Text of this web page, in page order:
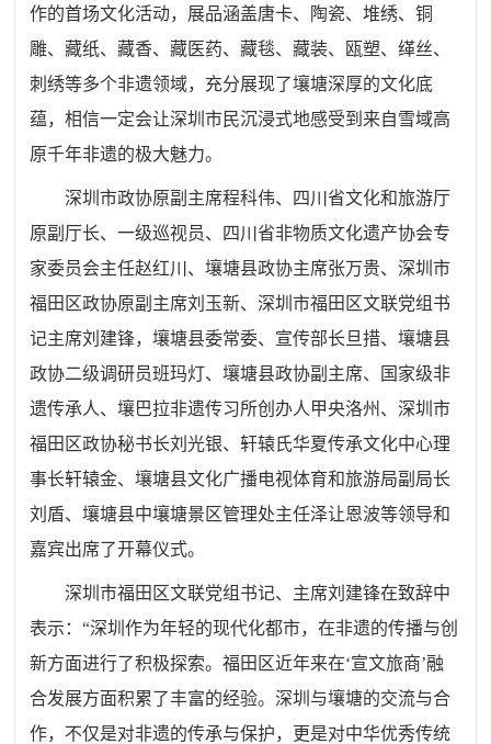
作的首场文化活动，展品涵盖唐卡、陶瓷、堆绣、铜
雕、藏纸、藏香、藏医药、藏毯、藏装、瓯塑、缂丝、
刺绣等多个非遗领域，充分展现了壤塘深厚的文化底
蕴，相信一定会让深圳市民沉浸式地感受到来自雪域高
原千年非遗的极大魅力。
深圳市政协原副主席程科伟、四川省文化和旅游厅
原副厅长、一级巡视员、四川省非物质文化遗产协会专
家委员会主任赵红川、壤塘县政协主席张万贵、深圳市
福田区政协原副主席刘玉新、深圳市福田区文联党组书
记主席刘建锋，壤塘县委常委、宣传部长旦措、壤塘县
政协二级调研员班玛灯、壤塘县政协副主席、国家级非
遗传承人、壤巴拉非遗传习所创办人甲央洛州、深圳市
福田区政协秘书长刘光银、轩辕氏华夏传承文化中心理
事长轩辕金、壤塘县文化广播电视体育和旅游局副局长
刘盾、壤塘县中壤塘景区管理处主任泽让恩波等领导和
嘉宾出席了开幕仪式。
深圳市福田区文联党组书记、主席刘建锋在致辞中
表示：“深圳作为年轻的现代化都市，在非遗的传播与创
新方面进行了积极探索。福田区近年来在‘宣文旅商’融
合发展方面积累了丰富的经验。深圳与壤塘的交流与合
作，不仅是对非遗的传承与保护，更是对中华优秀传统